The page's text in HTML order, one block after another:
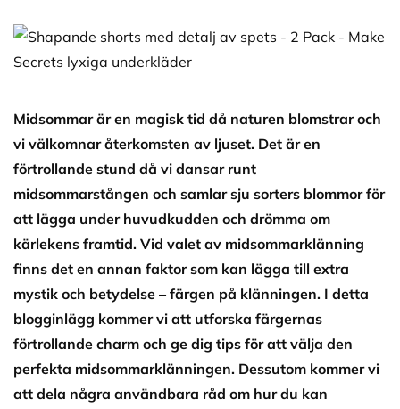
Midsommar är en magisk tid då naturen blomstrar och
vi välkomnar återkomsten av ljuset. Det är en
förtrollande stund då vi dansar runt
midsommarstången och samlar sju sorters blommor för
att lägga under huvudkudden och drömma om
kärlekens framtid. Vid valet av midsommarklänning
finns det en annan faktor som kan lägga till extra
mystik och betydelse – färgen på klänningen. I detta
blogginlägg kommer vi att utforska färgernas
förtrollande charm och ge dig tips för att välja den
perfekta midsommarklänningen. Dessutom kommer vi
att dela några användbara råd om hur du kan